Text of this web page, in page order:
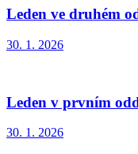
Leden ve druhém
30. 1. 2026
Leden v prvním
30. 1. 2026